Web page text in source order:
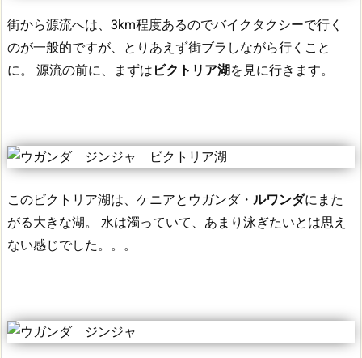
街から源流へは、3km程度あるのでバイクタクシーで行く
のが一般的ですが、とりあえず街ブラしながら行くこと
に。
源流の前に、まずは ビクトリア湖を見に行きます。
このビクトリア湖は、ケニアとウガンダ・ ルワンダにまた
がる大きな湖。
水は濁っていて、あまり泳ぎたいとは思え
ない感じでした。。。